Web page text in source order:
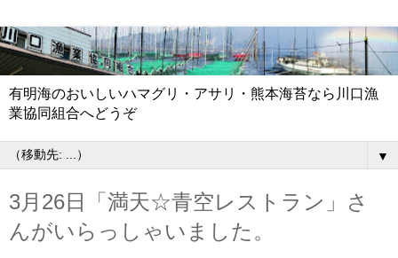
有明海のおいしいハマグリ・アサリ・熊本海苔なら川口漁
業協同組合へどうぞ
▼
3月26日「満天☆青空レストラン」さ
んがいらっしゃいました。